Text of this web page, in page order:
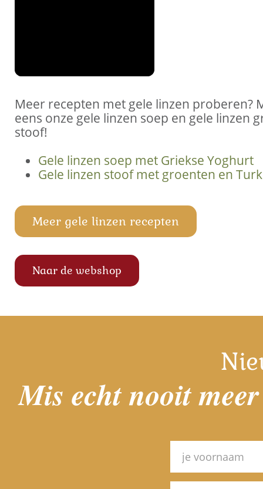
Meer recepten met gele linzen proberen?
eens onze gele linzen soep en gele linzen
stoof!
Gele linzen soep met Griekse Yoghurt
Gele linzen stoof met groenten en
Meer gele linzen recepten
Naar de webshop
Mis echt nooit